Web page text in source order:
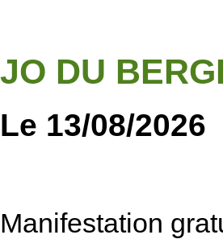
JO DU
Le 13/08/2026
Manifestation